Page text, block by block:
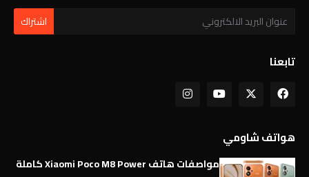
تابعنا
هواتف شاومي
مواصفات هاتف Xiaomi Poco M8 Power كاملة